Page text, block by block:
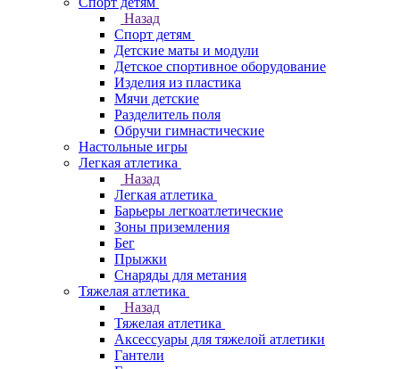
Назад
Спорт детям
Детские маты и модули
Детское спортивное оборудование
Изделия из пластика
Мячи детские
Разделитель поля
Обручи гимнастические
Настольные игры
Легкая атлетика
Назад
Легкая атлетика
Барьеры легкоатлетические
Зоны приземления
Бег
Прыжки
Снаряды для метания
Тяжелая атлетика
Назад
Тяжелая атлетика
Аксессуары для тяжелой атлетики
Гантели